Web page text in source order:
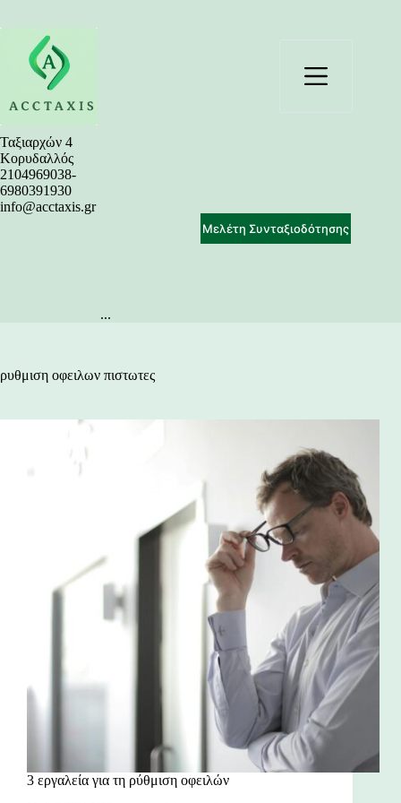
περιεχόμενο
Ταξιαρχών 4
Κορυδαλλός
2104969038-
6980391930
info@acctaxis.gr
...
Μελέτη Συνταξιοδότησης
ρυθμιση οφειλων πιστωτες
3 εργαλεία για τη ρύθμιση οφειλών